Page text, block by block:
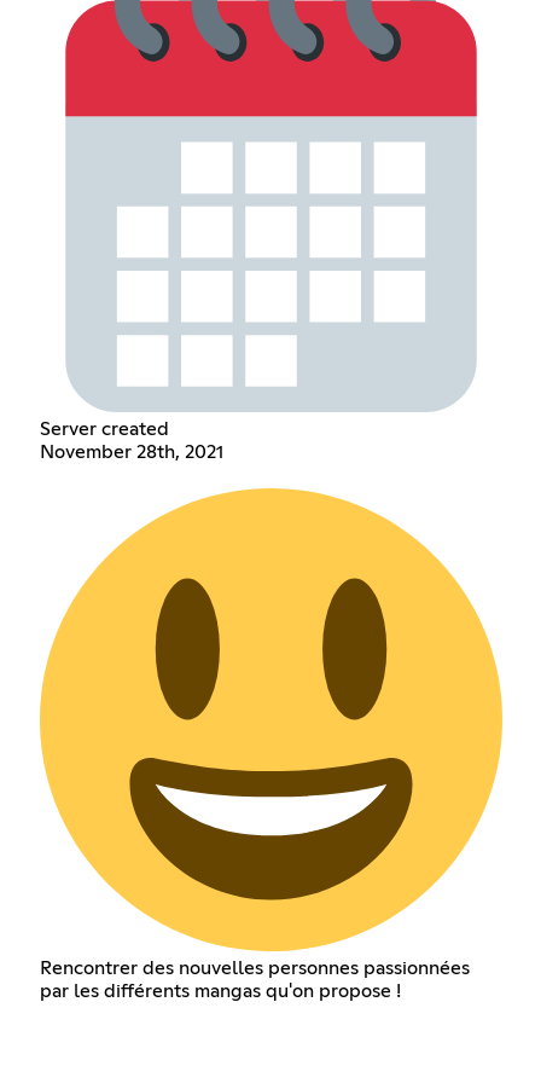
Server created
November 28th, 2021
Rencontrer des nouvelles personnes passionnées
par les différents mangas qu'on propose !